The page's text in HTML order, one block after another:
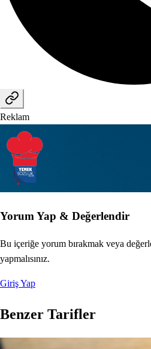
Reklam
Yorum Yap & Değerlendir
Bu içeriğe yorum bırakmak veya
yapmalısınız.
Giriş Yap
Benzer Tarifler